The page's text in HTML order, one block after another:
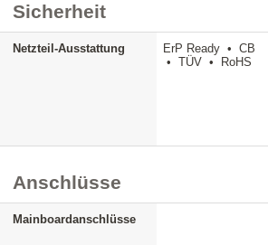
Sicherheit
Netzteil-Ausstattung
ErP Ready • CB
• TÜV • RoHS
Anschlüsse
Mainboardanschlüsse